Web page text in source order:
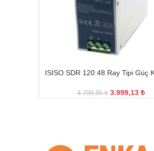
ISISO SDR 120 48 Ray Tipi Güç
4.798,85₺ 3.999,13 ₺